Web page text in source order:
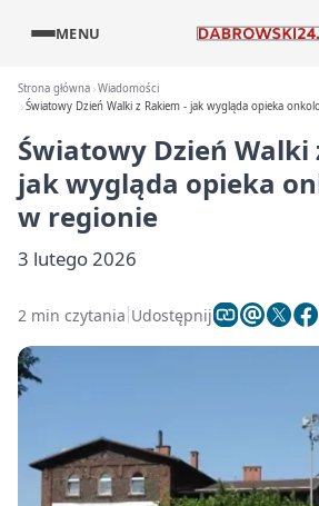
MENU
Strona główna Wiadomości
Światowy Dzień Walki z Rakiem - jak wygląda opieka
Światowy Dzień Walki
jak wygląda opieka
w regionie
3 lutego 2026
2 min czytania Udostępnij